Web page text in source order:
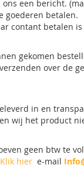
een bericht.
goederen betalen.
contant betalen
gekomen
over de
in en
wij het product
geen btw te
Klik hier e-mail